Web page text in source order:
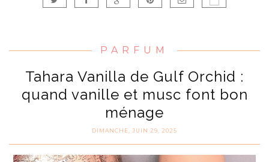
PARFUM
Tahara Vanilla de Gulf Orchid :
quand vanille et musc font bon
ménage
DIMANCHE, JUIN 29, 2025